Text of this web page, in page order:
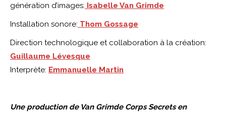
génération d’images: Isabelle Van Grimde
Installation sonore: Thom Gossage
Direction technologique et collaboration à la création:
Guillaume Lévesque
Interprète: Emmanuelle Martin
Une production de Van Grimde Corps Secrets en